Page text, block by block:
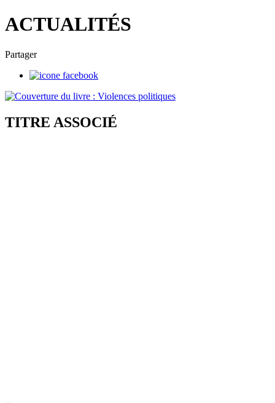
ACTUALITÉS
Partager
TITRE ASSOCIÉ